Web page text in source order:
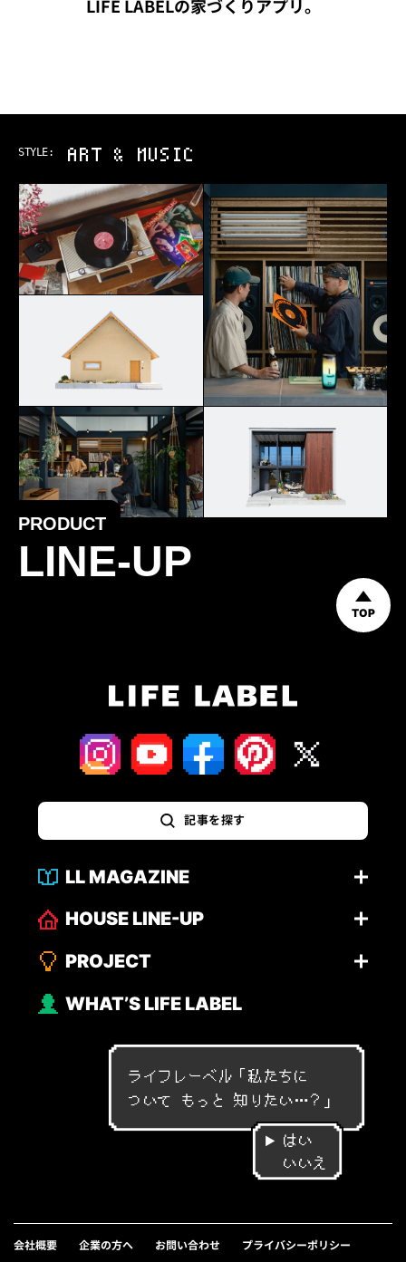
LIFE LABELの家づくりアプリ。
STYLE: ART & MUSIC
PRODUCT
LINE-UP
TOP
記事を探す
LL MAGAZINE
HOUSE LINE-UP
PROJECT
WHAT’S LIFE LABEL
ライフレーベル「私 たちに
つ いて も っ と 知 り た い…？ 」
はい
いいえ
会社概要 企業の方へ お問い合わせ
プライバシーポリシー